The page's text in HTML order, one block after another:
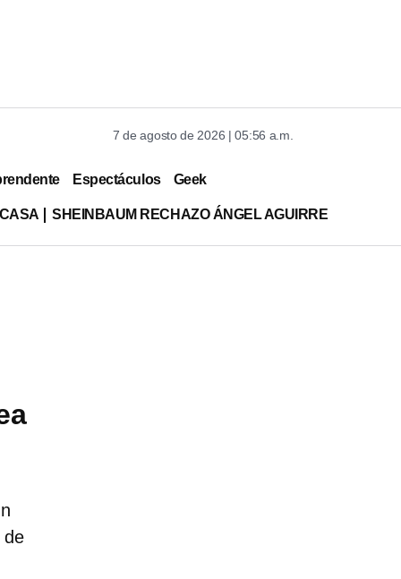
7 de agosto de 2026 | 05:56 a.m.
Espectáculos Geek
SHEINBAUM RECHAZO ÁNGEL AGUIRRE
de